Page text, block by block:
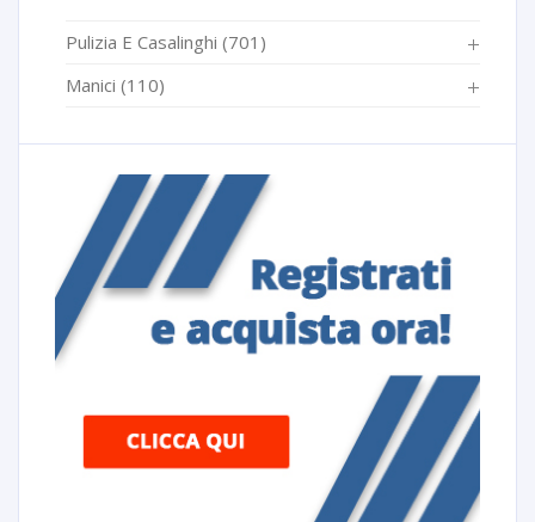
Pulizia E Casalinghi (701)
Manici (110)